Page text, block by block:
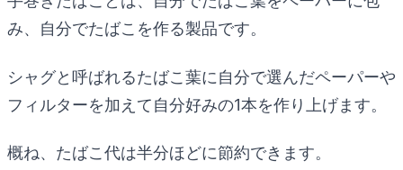
み、自分でたばこを作る製品です。
シャグと呼ばれるたばこ葉に自分で選んだペーパーや
フィルターを加えて自分好みの1本を作り上げます。
概ね、たばこ代は半分ほどに節約できます。